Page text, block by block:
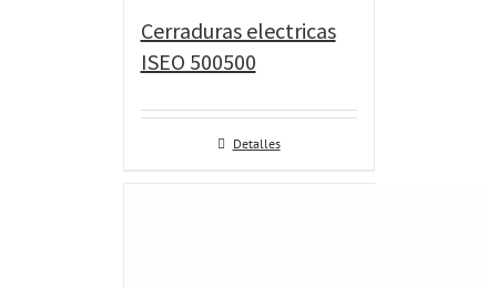
Cerraduras electricas
ISEO 500500
Detalles